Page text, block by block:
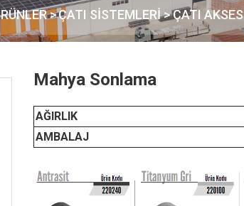
>ÇATI SİSTEMLERİ >ÇATI
Mahya Sonlama
AĞIRLIK
AMBALAJ